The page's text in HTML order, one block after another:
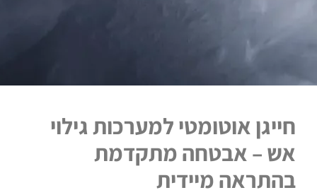
חייגן אוטומטי למערכות גילוי
אש – אבטחה מתקדמת
בהתראה מיידית